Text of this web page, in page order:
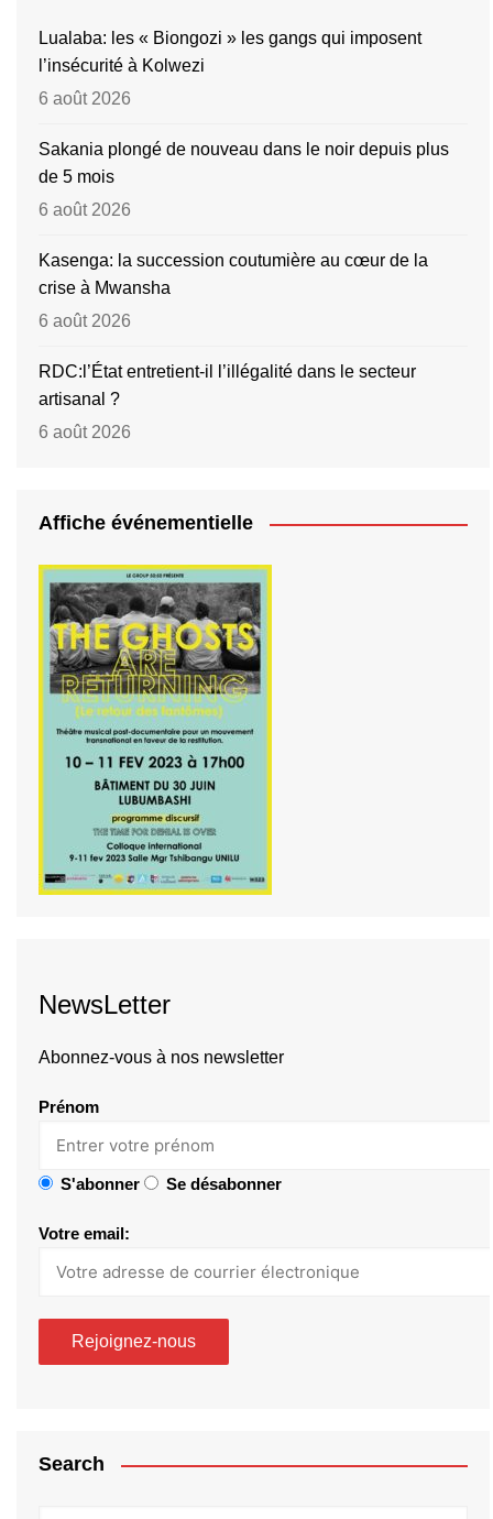
Lualaba: les « Biongozi » les gangs qui imposent
l’insécurité à Kolwezi
6 août 2026
Sakania plongé de nouveau dans le noir depuis plus
de 5 mois
6 août 2026
Kasenga: la succession coutumière au cœur de la
crise à Mwansha
6 août 2026
RDC:l’État entretient-il l’illégalité dans le secteur
artisanal ?
6 août 2026
Affiche événementielle
NewsLetter
Abonnez-vous à nos newsletter
Prénom
S'abonner Se désabonner
Votre email:
Search